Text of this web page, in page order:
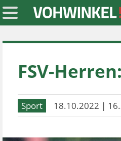
Startseite
» Blaulicht
» Notizen
FSV-
Sport 18.10.2022 |